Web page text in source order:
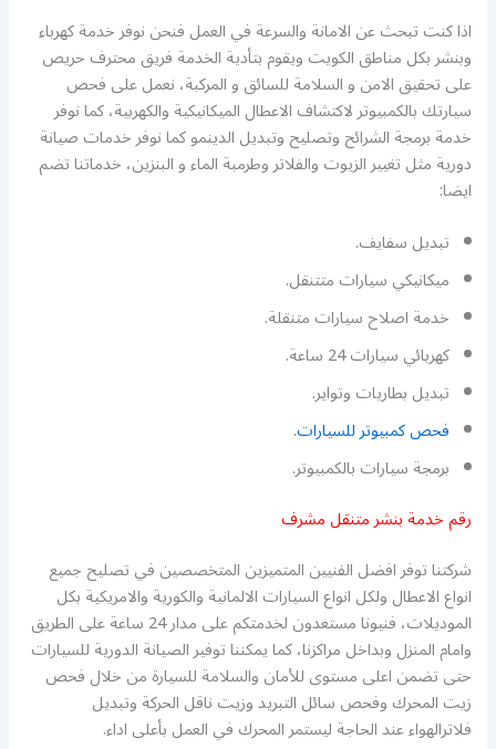
اذا كنت تبحث عن الامانة والسرعة في العمل فنحن نوفر خدمة كهرباء
وبنشر بكل مناطق الكويت ويقوم بتأدية الخدمة فريق محترف حريص
على تحقيق الامن و السلامة للسائق و المركبة، نعمل على فحص
سيارتك بالكمبيوتر لاكتشاف الاعطال الميكانيكية والكهربية، كما نوفر
خدمة برمجة الشرائح وتصليح وتبديل الدينمو كما نوفر خدمات صيانة
دورية مثل تغيير الزيوت والفلاتر وطرمبة الماء و البنزين، خدماتنا تضم
ايضا:
تبديل سفايف.
ميكانيكي سيارات متتنقل.
خدمة اصلاح سيارات متنقلة.
كهربائي سيارات 24 ساعة.
تبديل بطاريات وتواير.
فحص كمبيوتر للسيارات.
برمجة سيارات بالكمبيوتر.
رقم خدمة بنشر متنقل مشرف
شركتنا توفر افضل الفنيين المتميزين المتخصصين في تصليح جميع
انواع الاعطال ولكل انواع السيارات الالمانية والكورية والامريكية بكل
الموديلات، فنيونا مستعدون لخدمتكم على مدار 24 ساعة على الطريق
وامام المنزل وبداخل مراكزنا، كما يمكننا توفير الصيانة الدورية للسيارات
حتى تضمن اعلى مستوى للأمان والسلامة للسيارة من خلال فحص
زيت المحرك وفحص سائل التبريد وزيت ناقل الحركة وتبديل
فلاترالهواء عند الحاجة ليستمر المحرك في العمل بأعلى اداء.